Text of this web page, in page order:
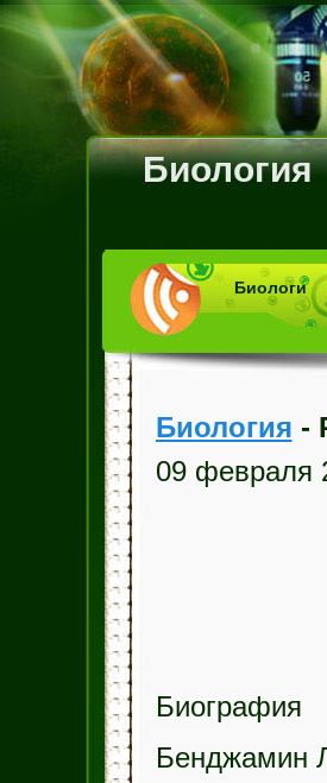
Биология
Биологи
Биология -
09 февраля
Биография
Бенджамин